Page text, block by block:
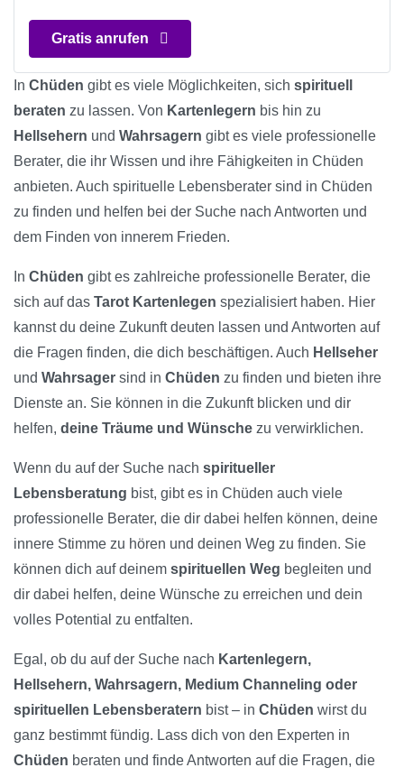
Gratis anrufen
In Chüden gibt es viele Möglichkeiten, sich spirituell
beraten zu lassen. Von Kartenlegern bis hin zu
Hellsehern und Wahrsagern gibt es viele professionelle
Berater, die ihr Wissen und ihre Fähigkeiten in Chüden
anbieten. Auch spirituelle Lebensberater sind in Chüden
zu finden und helfen bei der Suche nach Antworten und
dem Finden von innerem Frieden.
In Chüden gibt es zahlreiche professionelle Berater, die
sich auf das Tarot Kartenlegen spezialisiert haben. Hier
kannst du deine Zukunft deuten lassen und Antworten auf
die Fragen finden, die dich beschäftigen. Auch Hellseher
und Wahrsager sind in Chüden zu finden und bieten ihre
Dienste an. Sie können in die Zukunft blicken und dir
helfen, deine Träume und Wünsche zu verwirklichen.
Wenn du auf der Suche nach spiritueller
Lebensberatung bist, gibt es in Chüden auch viele
professionelle Berater, die dir dabei helfen können, deine
innere Stimme zu hören und deinen Weg zu finden. Sie
können dich auf deinem spirituellen Weg begleiten und
dir dabei helfen, deine Wünsche zu erreichen und dein
volles Potential zu entfalten.
Egal, ob du auf der Suche nach Kartenlegern,
Hellsehern, Wahrsagern, Medium Channeling oder
spirituellen Lebensberatern bist – in Chüden wirst du
ganz bestimmt fündig. Lass dich von den Experten in
Chüden beraten und finde Antworten auf die Fragen, die